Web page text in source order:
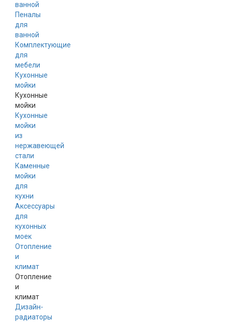
ванной
Пеналы
для
ванной
Комплектующие
для
мебели
Кухонные
мойки
Кухонные
мойки
Кухонные
мойки
из
нержавеющей
стали
Каменные
мойки
для
кухни
Аксессуары
для
кухонных
моек
Отопление
и
климат
Отопление
и
климат
Дизайн-
радиаторы